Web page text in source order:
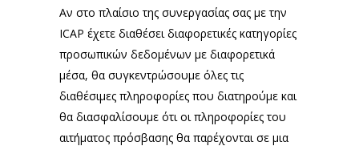
Αν στο πλαίσιο της συνεργασίας σας με την
ICAP έχετε διαθέσει διαφορετικές κατηγορίες
προσωπικών δεδομένων με διαφορετικά
μέσα, θα συγκεντρώσουμε όλες τις
διαθέσιμες πληροφορίες που διατηρούμε και
θα διασφαλίσουμε ότι οι πληροφορίες του
αιτήματος πρόσβασης θα παρέχονται σε μια